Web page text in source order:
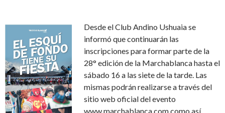
Desde el Club Andino Ushuaia se
informó que continuarán las
inscripciones para formar parte de la
28° edición de la Marchablanca hasta el
sábado 16 a las siete de la tarde. Las
mismas podrán realizarse a través del
sitio web oficial del evento
www.marchablanca.com como así